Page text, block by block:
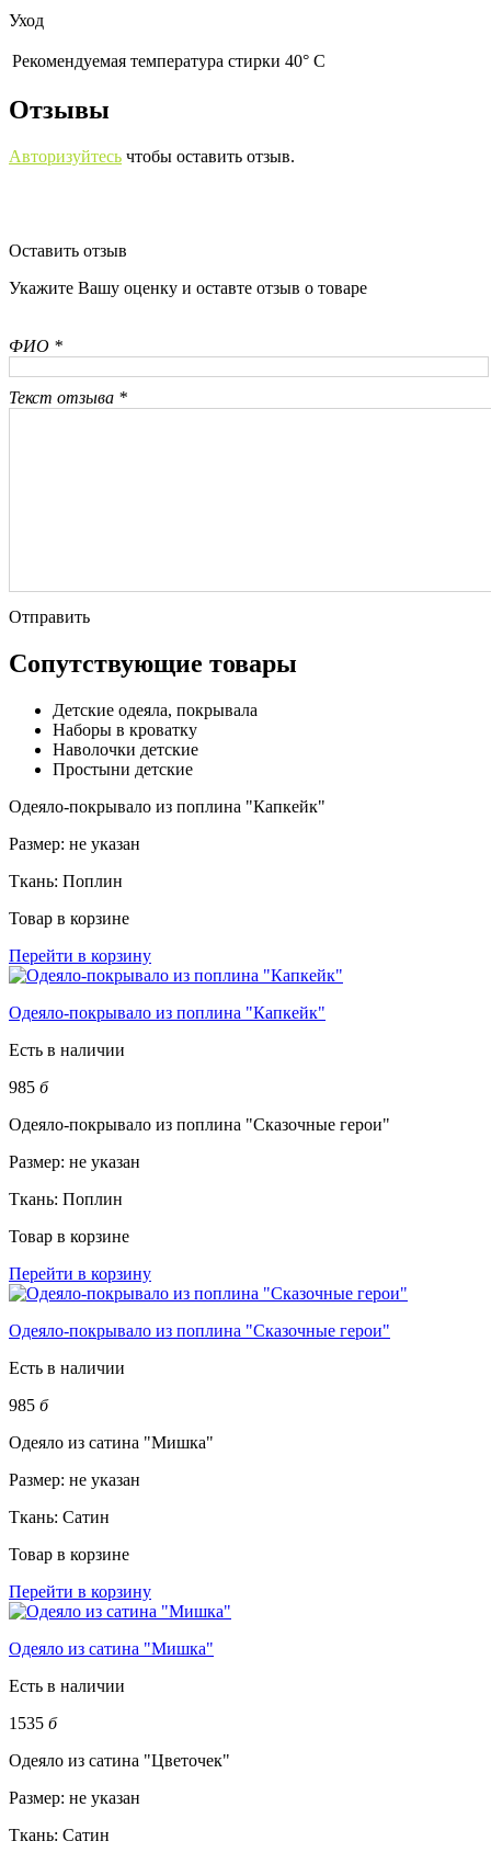
Уход
Рекомендуемая температура стирки 40° С
Отзывы
Авторизуйтесь чтобы оставить отзыв.
Оставить отзыв
Укажите Вашу оценку и оставте отзыв о товаре
ФИО *
Текст отзыва *
Отправить
Сопутствующие товары
Детские одеяла, покрывала
Наборы в кроватку
Наволочки детские
Простыни детские
Одеяло-покрывало из поплина "Капкейк"
Размер: не указан
Ткань: Поплин
Товар в корзине
Перейти в корзину
Одеяло-покрывало из поплина "Капкейк"
Есть в наличии
985 б
Одеяло-покрывало из поплина "Сказочные герои"
Размер: не указан
Ткань: Поплин
Товар в корзине
Перейти в корзину
Одеяло-покрывало из поплина "Сказочные герои"
Есть в наличии
985 б
Одеяло из сатина "Мишка"
Размер: не указан
Ткань: Сатин
Товар в корзине
Перейти в корзину
Одеяло из сатина "Мишка"
Есть в наличии
1535 б
Одеяло из сатина "Цветочек"
Размер: не указан
Ткань: Сатин